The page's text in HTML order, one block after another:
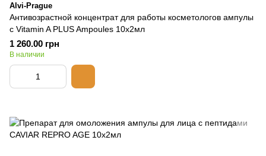
Alvi-Prague
Антивозрастной концентрат для работы косметологов ампулы
с Vitamin A PLUS Ampoules 10x2мл
1 260.00 грн
В наличии